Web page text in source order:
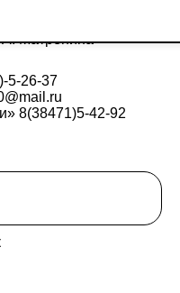
Матренина
5-26-37
8(38471)5-42-92